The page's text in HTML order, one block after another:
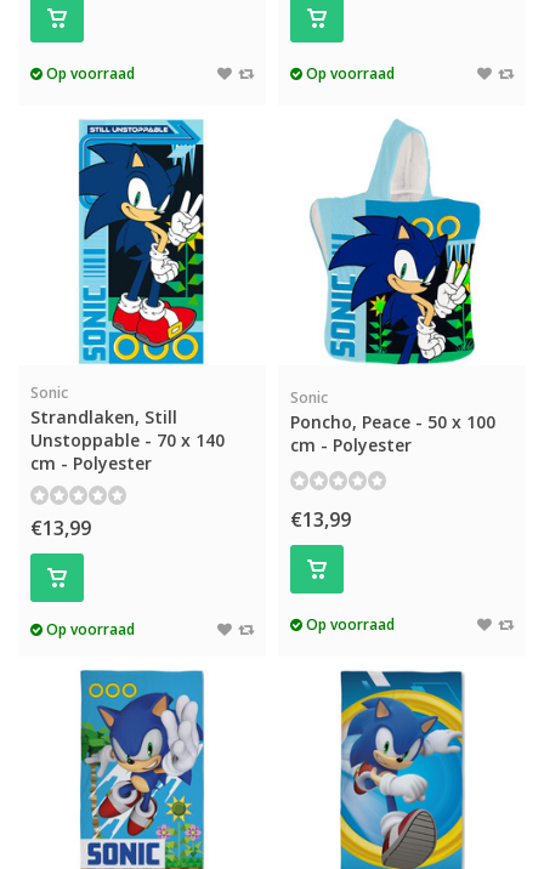
Op voorraad Op voorraad
Sonic
Strandlaken, Still
Unstoppable - 70 x 140
cm - Polyester
€13,99
Op voorraad
Sonic
Poncho, Peace - 50 x 100
cm - Polyester
€13,99
Op voorraad